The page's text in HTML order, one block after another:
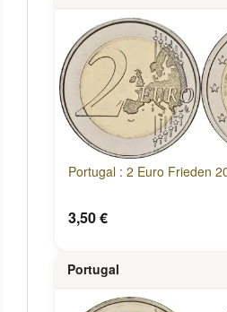
Portugal : 2 Euro Frieden
3,50 €
Portugal